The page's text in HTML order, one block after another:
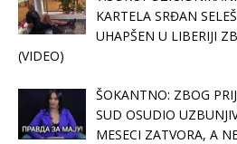
KARTELA SRĐAN
UHAPŠEN U LIBERIJI
(VIDEO)
ŠOKANTNO: ZBOG
SUD OSUDIO
MESECI ZATVORA, A